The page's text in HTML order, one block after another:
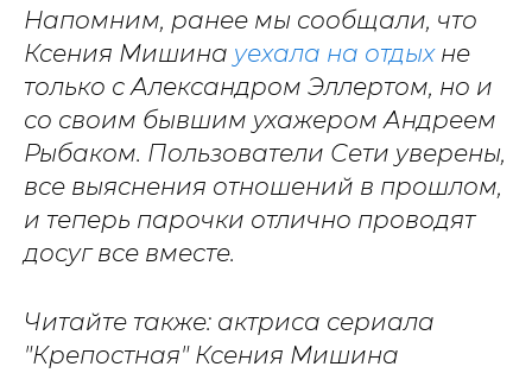
Напомним, ранее мы сообщали, что
Ксения Мишина уехала на отдыхне
только с Александром Эллертом, но и
со своим бывшим ухажером Андреем
Рыбаком. Пользователи Сети уверены,
все выяснения отношений в прошлом,
и теперь парочки отлично проводят
досуг все вместе.
Читайте также: актриса сериала
"Крепостная" Ксения Мишина